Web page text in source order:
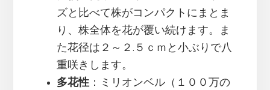
ズと比べて株がコンパクトにまとま
り、株全体を花が覆い続けます。ま
た花径は２～２.５ｃｍと小ぶりで八
重咲きします。
多花性：ミリオンベル（１００万の